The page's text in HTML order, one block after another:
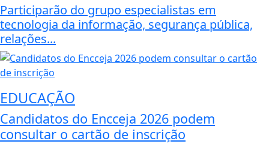
Participarão do grupo especialistas em
tecnologia da informação, segurança pública,
relações...
EDUCAÇÃO
Candidatos do Encceja 2026 podem
consultar o cartão de inscrição